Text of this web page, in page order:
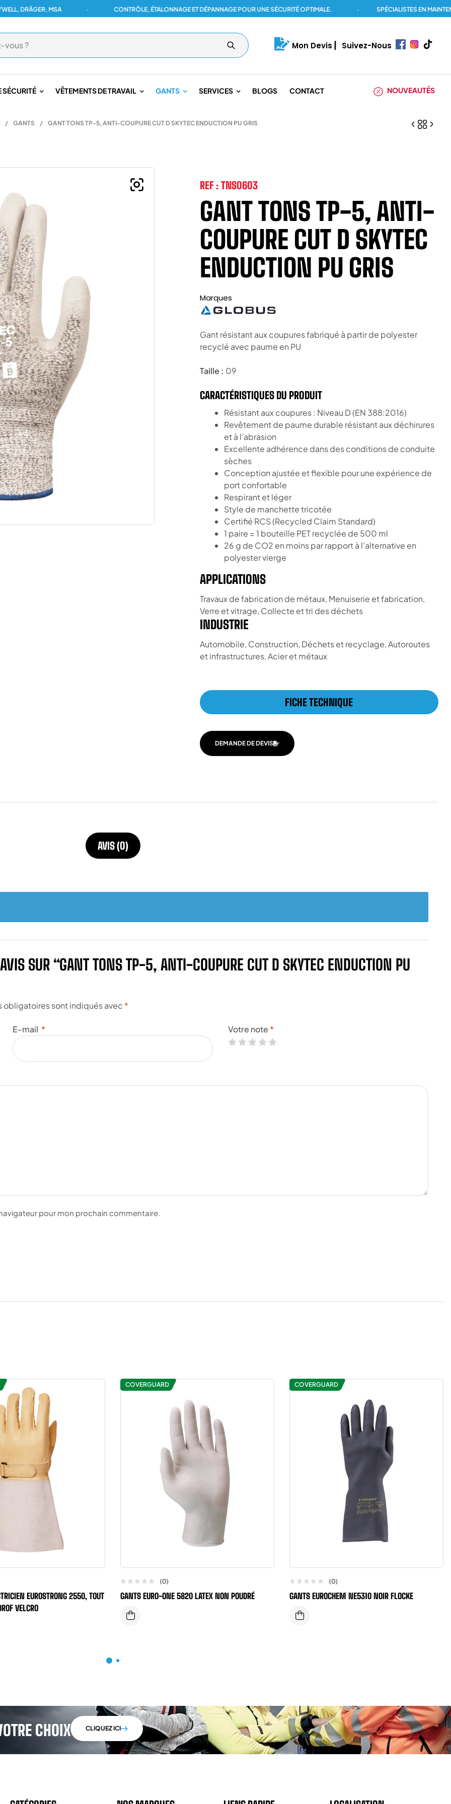
MSA CONTRÔLE, ÉTALONNAGE ET DÉPANNAGE POUR UNE SÉCURITÉ OPTIMALE. SPÉCIALISTES EN
Mon Devis Suivez-Nous
SÉCURITÉ VÊTEMENTS DE TRAVAIL GANTS SERVICES BLOGS CONTACT NOUVEAUTÉS
/ GANTS / GANT TONS TP-5, ANTI-COUPURE CUT D SKYTEC ENDUCTION PU GRIS
REF : TNS0603
GANT TONS TP-5, ANTI-
COUPURE CUT D SKYTEC
ENDUCTION PU GRIS
Marques
Gant résistant aux coupures fabriqué à partir de polyester
recyclé avec paume en PU
Taille : 09
CARACTÉRISTIQUES DU PRODUIT
Résistant aux coupures : Niveau D (EN 388:2016)
Revêtement de paume durable résistant aux déchirures
et à l’abrasion
Excellente adhérence dans des conditions de conduite
sèches
Conception ajustée et flexible pour une expérience de
port confortable
Respirant et léger
Style de manchette tricotée
Certifié RCS (Recycled Claim Standard)
1 paire = 1 bouteille PET recyclée de 500 ml
26 g de CO2 en moins par rapport à l’alternative en
polyester vierge
APPLICATIONS
Travaux de fabrication de métaux, Menuiserie et fabrication,
Verre et vitrage, Collecte et tri des déchets
INDUSTRIE
Automobile, Construction, Déchets et recyclage, Autoroutes
et infrastructures, Acier et métaux
FICHE TECHNIQUE
DEMANDE DE DEVIS
AVIS (0)
SUR “GANT TONS TP-5, ANTI-COUPURE CUT D SKYTEC ENDUCTION PU
obligatoires sont indiqués avec *
Votre note *
E-mail *
pour mon prochain commentaire.
EUROSTRONG 2550, TOUT
VELCRO
COVERGUARD
(0)
GANTS EURO-ONE 5820 LATEX NON POUDRÉ
COVERGUARD
(0)
GANTS EUROCHEM NE5310 NOIR FLOCKE
CHOIX CLIQUEZ ICI